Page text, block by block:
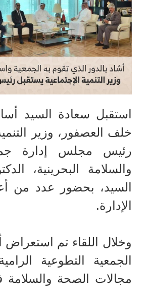
استقبل سعادة السيد
خلف العصفور، وزير
رئيس مجلس إدارة
والسلامة البحرينية،
السيد، بحضور عدد من
الإدارة.
وخلال اللقاء تم استعراض
الجمعية التطوعية
مجالات الصحة والسلامة